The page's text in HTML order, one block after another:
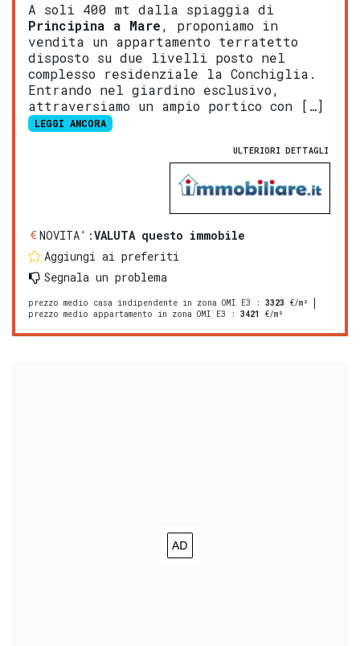
A soli 400 mt dalla spiaggia di
Principina a Mare, proponiamo in
vendita un appartamento terratetto
disposto su due livelli posto nel
complesso residenziale la Conchiglia.
Entrando nel giardino esclusivo,
attraversiamo un ampio portico con […]
LEGGI ANCORA
ULTERIORI DETTAGLI
NOVITA':VALUTA questo immobile
Aggiungi ai preferiti
Segnala un problema
prezzo medio casa indipendente in zona OMI E3 : 3323 €/m²
prezzo medio appartamento in zona OMI E3 : 3421 €/m²